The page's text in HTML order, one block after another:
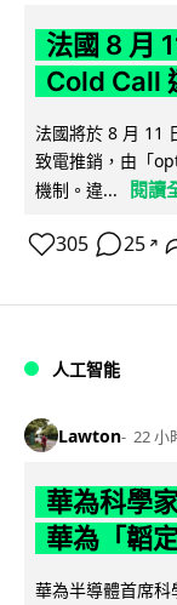
法國 8 月
Cold Call
法國將於 8 月 11
致電推銷，由「
機制。違...
閱讀
305 25 ↗
人工智能
Lawton 22 小
華為科學
華為「韜
華為半導體首席